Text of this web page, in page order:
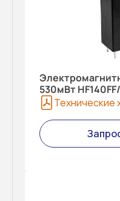
530мВт
Технические